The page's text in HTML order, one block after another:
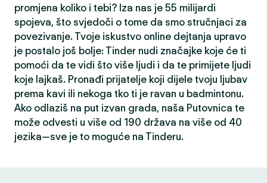
promjena koliko i tebi? Iza nas je 55 milijardi
spojeva, što svjedoči o tome da smo stručnjaci za
povezivanje. Tvoje iskustvo online dejtanja upravo
je postalo još bolje: Tinder nudi značajke koje će ti
pomoći da te vidi što više ljudi i da te primijete ljudi
koje lajkaš. Pronađi prijatelje koji dijele tvoju ljubav
prema kavi ili nekoga tko ti je ravan u badmintonu.
Ako odlaziš na put izvan grada, naša Putovnica te
može odvesti u više od 190 država na više od 40
jezika—sve je to moguće na Tinderu.